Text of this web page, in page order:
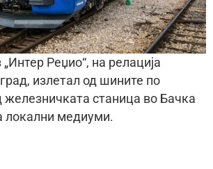
Реџио“, на релација
излетал од шините по
железничката станица во Бачка
локални медиуми.